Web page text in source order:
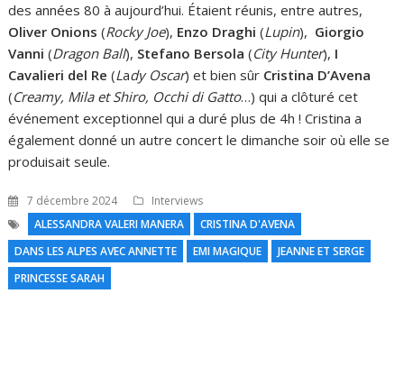
des années 80 à aujourd’hui. Étaient réunis, entre autres,
Oliver Onions (Rocky Joe), Enzo Draghi (Lupin), Giorgio
Vanni (Dragon Ball), Stefano Bersola (City Hunter), I
Cavalieri del Re (Lady Oscar) et bien sûr Cristina D’Avena
(Creamy, Mila et Shiro, Occhi di Gatto…) qui a clôturé cet
événement exceptionnel qui a duré plus de 4h ! Cristina a
également donné un autre concert le dimanche soir où elle se
produisait seule.
7 décembre 2024
Interviews
ALESSANDRA VALERI MANERA
CRISTINA D'AVENA
DANS LES ALPES AVEC ANNETTE
EMI MAGIQUE
JEANNE ET SERGE
PRINCESSE SARAH